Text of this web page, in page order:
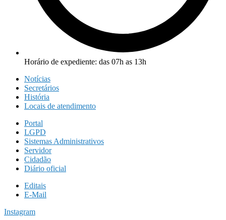
Horário de expediente: das 07h as 13h
Notícias
Secretários
História
Locais de atendimento
Portal
LGPD
Sistemas Administrativos
Servidor
Cidadão
Diário oficial
Editais
E-Mail
Instagram